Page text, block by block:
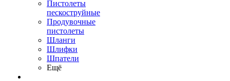
Пистолеты
пескоструйные
Продувочные
пистолеты
Шланги
Шлифки
Шпатели
Ещё